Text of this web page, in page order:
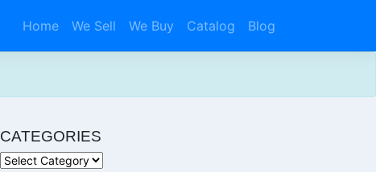
Home We Sell We Buy Catalog Blog
CATEGORIES
Categories